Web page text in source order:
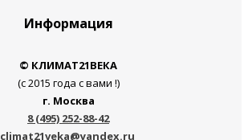
Информация
© КЛИМАТ21ВЕКА
(с 2015 года с вами !)
г. Москва
8 (495) 252-88-42
climat21veka@yandex.ru